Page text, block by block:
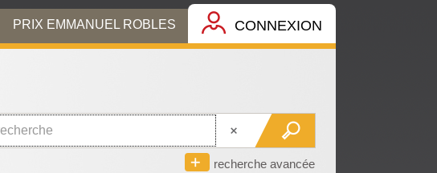
PRIX EMMANUEL ROBLES CONNEXION
recherche avancée